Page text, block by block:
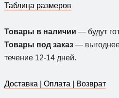
Таблица размеров
Товары в наличии — будут
Товары под заказ — выгоднее
течение 12-14 дней.
Доставка | Оплата | Возврат